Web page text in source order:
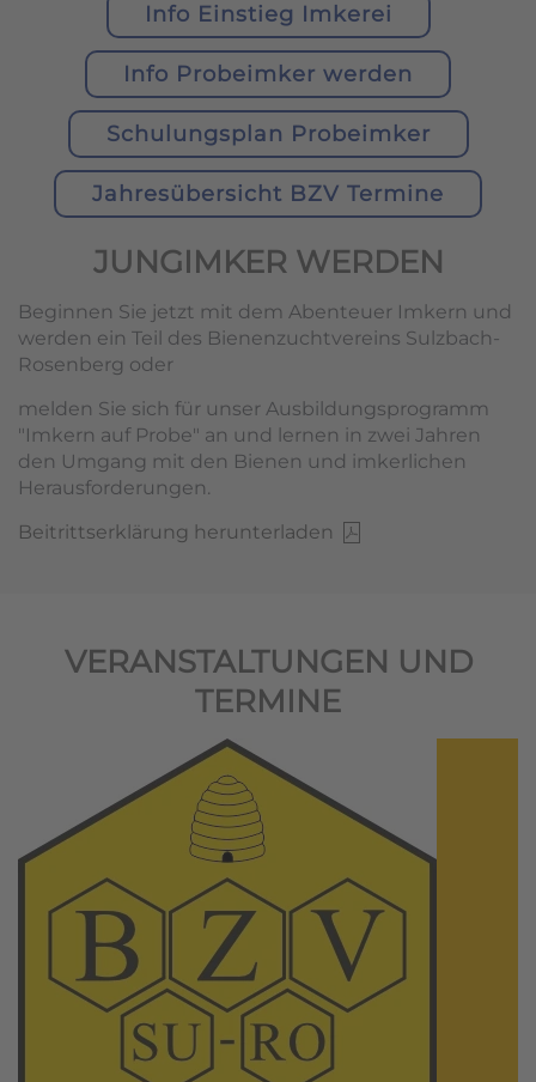
Info Einstieg Imkerei
Info Probeimker werden
Schulungsplan Probeimker
Jahresübersicht BZV Termine
JUNGIMKER WERDEN
Beginnen Sie jetzt mit dem Abenteuer Imkern und
werden ein Teil des Bienenzuchtvereins Sulzbach-
Rosenberg oder
melden Sie sich für unser Ausbildungsprogramm
"Imkern auf Probe" an und lernen in zwei Jahren
den Umgang mit den Bienen und imkerlichen
Herausforderungen.
Beitrittserklärung herunterladen
VERANSTALTUNGEN UND
TERMINE